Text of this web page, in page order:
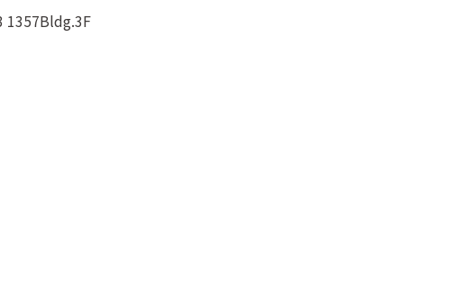
1357Bldg.3F